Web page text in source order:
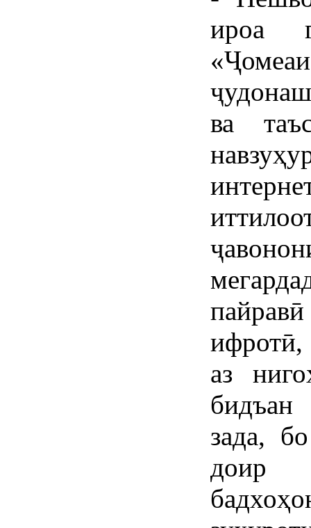
ироа
ва
ифротӣ,
аз
зада,
доир